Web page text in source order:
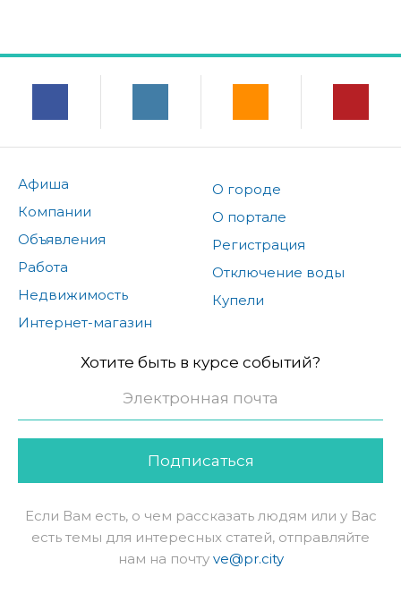
Афиша
Компании
Объявления
Работа
Недвижимость
Интернет-магазин
О городе
О портале
Регистрация
Отключение воды
Купели
Хотите быть в курсе событий?
Подписаться
Если Вам есть, о чем рассказать людям или у Вас
есть темы для интересных статей, отправляйте
нам на почту ve@pr.city